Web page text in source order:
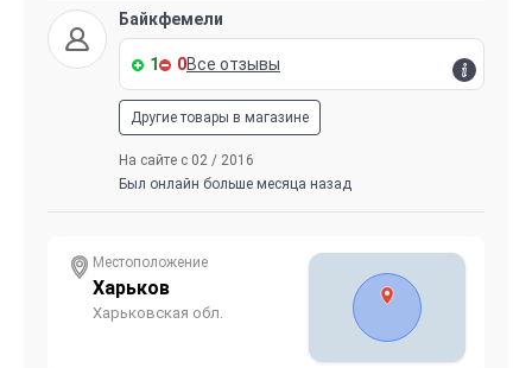
Байкфемели
1 0Все отзывы
Другие товары в магазине
На сайте с 02 / 2016
Был онлайн больше месяца назад
Местоположение
Харьков
Харьковская обл.